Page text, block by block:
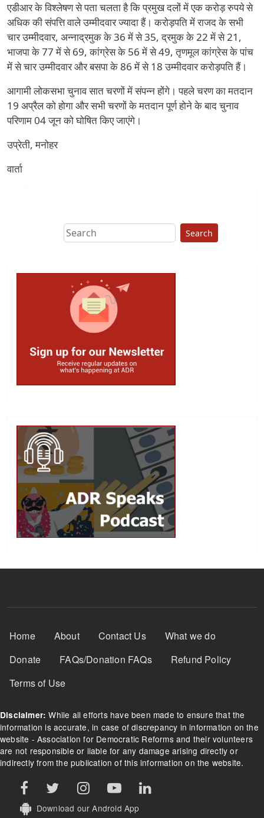
एडीआर के विश्लेषण से पता चलता है कि प्रमुख दलों में एक करोड़ रुपये से
अधिक की संपत्ति वाले उम्मीदवार ज्यादा हैं। करोड़पति में राजद के सभी
चार उम्मीदवार, अन्नाद्रमुक के 36 में से 35, द्रमुक के 22 में से 21,
भाजपा के 77 में से 69, कांग्रेस के 56 में से 49, तृणमूल कांग्रेस के पांच
में से चार उम्मीदवार और बसपा के 86 में से 18 उम्मीदवार करोड़पति हैं।
आगामी लोकसभा चुनाव सात चरणों में संपन्न होंगे। पहले चरण का मतदान
19 अप्रैल को होगा और सभी चरणों के मतदान पूर्ण होने के बाद चुनाव
परिणाम 04 जून को घोषित किए जाएंगे।
उप्रेती, मनोहर
वार्ता
Search
Footer Menu
Home About Contact Us
What we do
Donate
FAQs/Donation FAQs
Refund Policy
Terms of Use
Disclaimer: While all efforts have been made to ensure that the
information is accurate, in case of discrepancy in information on the
website - Association for Democratic Reforms and their volunteers
are not responsible or liable for any damage arising directly or
indirectly from the publication of this information on the website.
Download our Android App